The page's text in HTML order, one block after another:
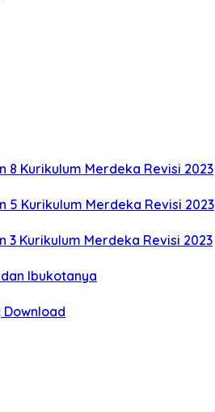
8 Kurikulum Merdeka Revisi 2023
5 Kurikulum Merdeka Revisi 2023
3 Kurikulum Merdeka Revisi 2023
Ibukotanya
Download